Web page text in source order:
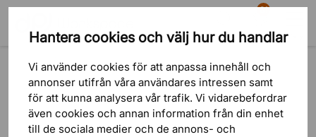
Hantera cookies och välj hur du handlar
Vi använder cookies för att anpassa innehåll och
annonser utifrån våra användares intressen samt
för att kunna analysera vår trafik. Vi vidarebefordrar
även cookies och annan information från din enhet
till de sociala medier och de annons- och
Sök
81
Varukorg Meny